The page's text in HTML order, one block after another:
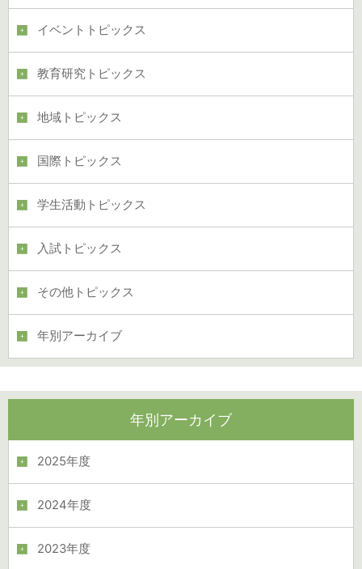
イベントトピックス
教育研究トピックス
地域トピックス
国際トピックス
学生活動トピックス
入試トピックス
その他トピックス
年別アーカイブ
年別アーカイブ
2025年度
2024年度
2023年度